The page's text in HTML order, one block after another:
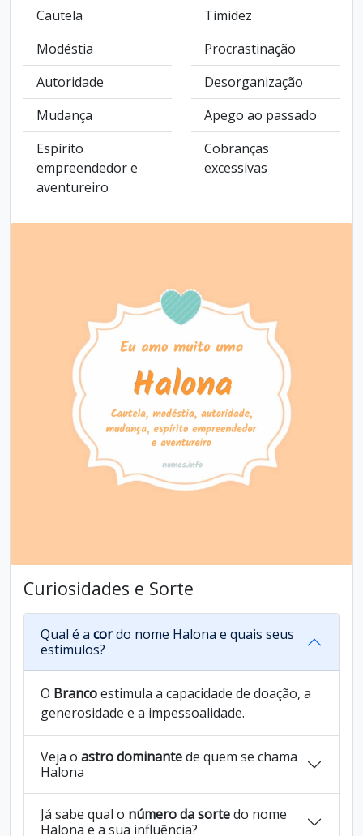
Cautela
Modéstia
Autoridade
Mudança
Espírito
empreendedor e
aventureiro
Timidez
Procrastinação
Desorganização
Apego ao passado
Cobranças
excessivas
Curiosidades e Sorte
Qual é a cordo nome Halona e quais seus
estímulos?
O Brancoestimula a capacidade de doação, a
generosidade e a impessoalidade.
Veja o astro dominantede quem se chama
Halona
Já sabe qual o número da sortedo nome
Halona e a sua influência?